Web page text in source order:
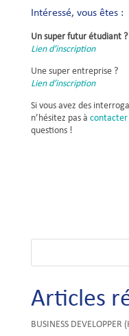
Intéressé, vous êtes :
Un super futur étudiant ?
Lien d’inscription
Une super entreprise ?
Lien d’inscription
Si vous avez des
n’hésitez pas à contacter
questions !
Articles
BUSINESS DEVELOPPER